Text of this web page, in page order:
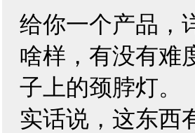
给你一个产品，
啥样，有没有难
子上的颈脖灯。
实话说，这东西